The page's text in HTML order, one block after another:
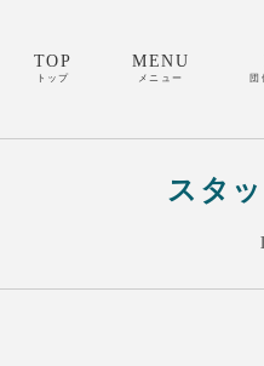
TOP
トップ
MENU
メニュー 団
スタ